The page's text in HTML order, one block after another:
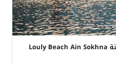
قرية لولي بيتش العين السخنة Louly Beach Ain Sokhna